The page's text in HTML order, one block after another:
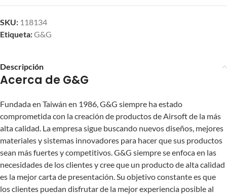
SKU: 118134
Etiqueta:G&G
Descripción
Acerca de G&G
Fundada en Taiwán en 1986, G&G siempre ha estado
comprometida con la creación de productos de Airsoft de la más
alta calidad. La empresa sigue buscando nuevos diseños, mejores
materiales y sistemas innovadores para hacer que sus productos
sean más fuertes y competitivos. G&G siempre se enfoca en las
necesidades de los clientes y cree que un producto de alta calidad
es la mejor carta de presentación. Su objetivo constante es que
los clientes puedan disfrutar de la mejor experiencia posible al